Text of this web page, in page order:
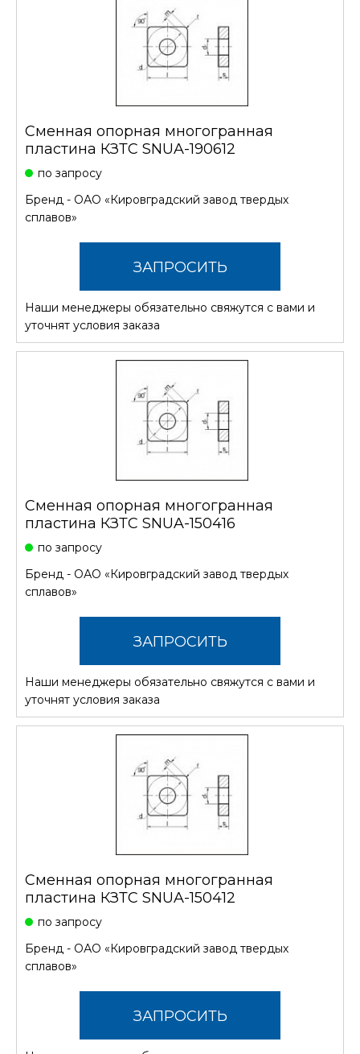
Сменная опорная многогранная
пластина КЗТС SNUA-190612
по запросу
Бренд - ОАО «Кировградский завод твердых
сплавов»
ЗАПРОСИТЬ
СТОИМОСТЬ
Наши менеджеры обязательно свяжутся с вами и
уточнят условия заказа
Сменная опорная многогранная
пластина КЗТС SNUA-150416
по запросу
Бренд - ОАО «Кировградский завод твердых
сплавов»
ЗАПРОСИТЬ
СТОИМОСТЬ
Наши менеджеры обязательно свяжутся с вами и
уточнят условия заказа
Сменная опорная многогранная
пластина КЗТС SNUA-150412
по запросу
Бренд - ОАО «Кировградский завод твердых
сплавов»
ЗАПРОСИТЬ